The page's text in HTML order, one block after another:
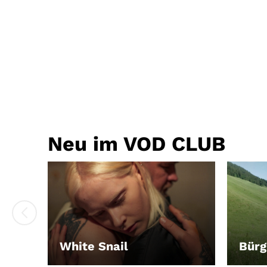
Neu im VOD CLUB
White Snail